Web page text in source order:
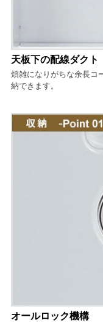
天板下の配線ダクト
煩雑になりがちな余長コ
納できます。
オールロック機構